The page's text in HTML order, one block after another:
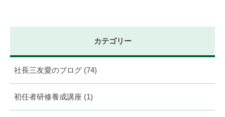
カテゴリー
社長三友愛のブログ (74)
初任者研修養成講座 (1)